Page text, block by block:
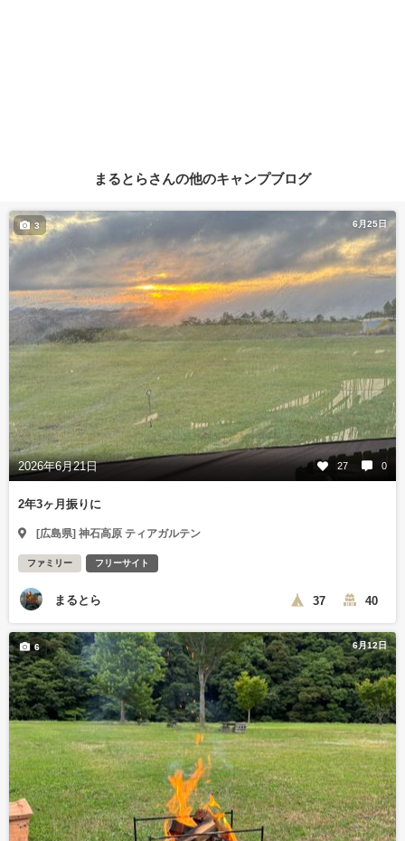
まるとらさんの他のキャンプブログ
6月25日
2026年6月21日 27 0
3
2年3ヶ月振りに
[広島県] 神石高原 ティアガルテン
ファミリー フリーサイト
まるとら 37 40
6月12日
6